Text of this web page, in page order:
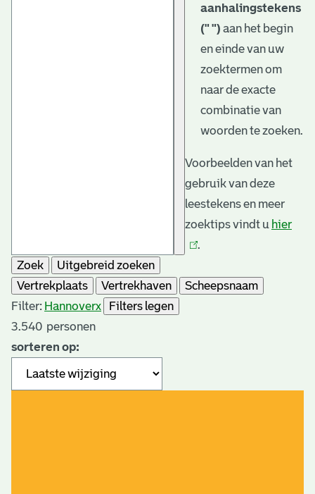
aanhalingstekens
(" ") aan het begin
en einde van uw
zoektermen om
naar de exacte
combinatie van
woorden te zoeken.
Voorbeelden van het
gebruik van deze
leestekens en meer
zoektips vindt u hier
.
Zoek
Uitgebreid zoeken
Vertrekplaats
Vertrekhaven
Scheepsnaam
Filter: Hannoverx
Filters legen
3.540 personen
sorteren op: